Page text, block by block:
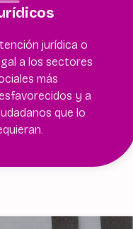
jurídica o
a los sectores
más
y a
que lo